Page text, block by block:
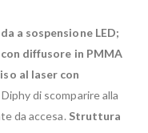
a sospensione LED;
diffusore in PMMA
al laser con
di scomparire alla
da accesa. Struttura